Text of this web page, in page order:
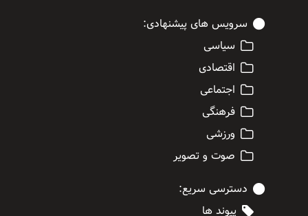
سرویس های پیشنهادی:
سیاسی
اقتصادی
اجتماعی
فرهنگی
ورزشی
صوت و تصویر
دسترسی سریع:
پیوند ها